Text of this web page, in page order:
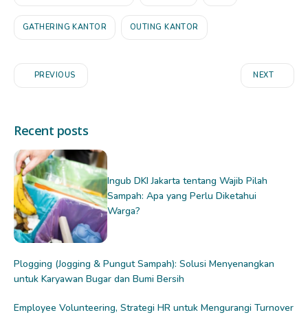
GATHERING KANTOR OUTING KANTOR
PREVIOUS NEXT
Recent posts
Ingub DKI Jakarta tentang Wajib Pilah
Sampah: Apa yang Perlu Diketahui
Warga?
Plogging (Jogging & Pungut Sampah): Solusi Menyenangkan
untuk Karyawan Bugar dan Bumi Bersih
Employee Volunteering, Strategi HR untuk Mengurangi Turnover